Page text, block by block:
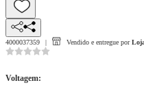
4000037359 Vendido e entregue por
Voltagem: